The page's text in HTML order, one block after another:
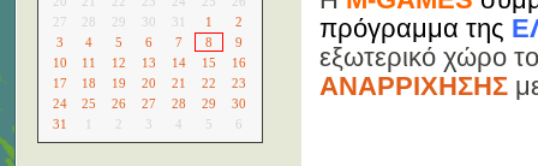
πρόγραμμα της
εξωτερικό χώρο
ΑΝΑΡΡΙΧΗΣΗΣ
27
28 29 30 31 1
2
3
4 5 6 7 8
9
10
11 12 13 14 15
16
17
18 19 20 21 22
23
24
25 26 27 28 29
30
31
1 2 3 4 5 6